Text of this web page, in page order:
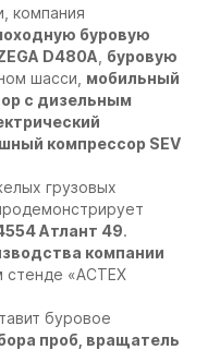
компания
буровую
D480A буровую
шасси, мобильный
с дизельным
компрессор SEV
грузовых
Атлант 49.
компании
стенде «АСТЕХ
буровое
проб, вращатель